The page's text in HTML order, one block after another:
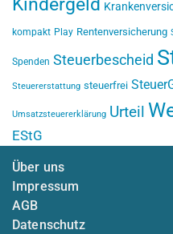
Kindergeld
kompakt Play Rentenversicherung
Spenden Steuerbescheid
Steuererstattung steuerfrei
Umsatzsteuererklärung Urteil
EStG
Über uns
Impressum
AGB
Datenschutz